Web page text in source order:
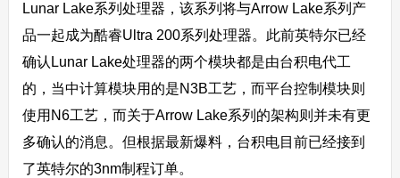
Lunar Lake系列处理器，该系列将与Arrow Lake系列产
品一起成为酷睿Ultra 200系列处理器。此前英特尔已经
确认Lunar Lake处理器的两个模块都是由台积电代工
的，当中计算模块用的是N3B工艺，而平台控制模块则
使用N6工艺，而关于Arrow Lake系列的架构则并未有更
多确认的消息。但根据最新爆料，台积电目前已经接到
了英特尔的3nm制程订单。